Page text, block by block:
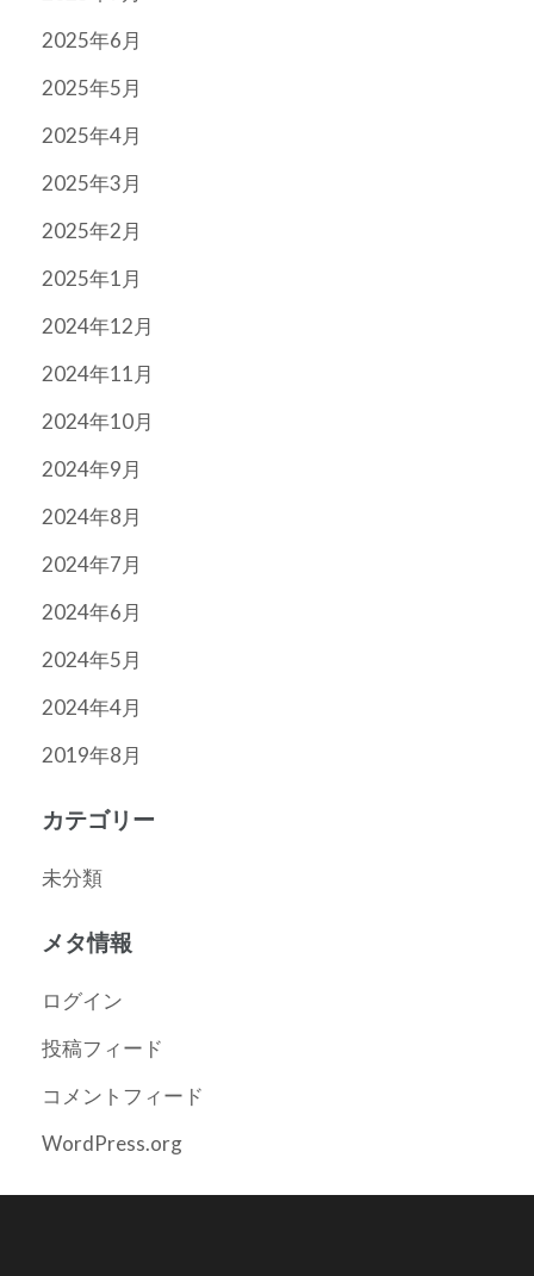
2025年6月
2025年5月
2025年4月
2025年3月
2025年2月
2025年1月
2024年12月
2024年11月
2024年10月
2024年9月
2024年8月
2024年7月
2024年6月
2024年5月
2024年4月
2019年8月
カテゴリー
未分類
メタ情報
ログイン
投稿フィード
コメントフィード
WordPress.org